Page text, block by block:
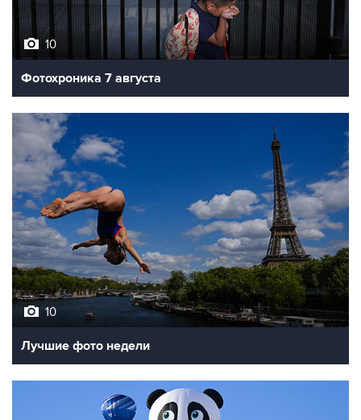
10
Фотохроника 7 августа
10
Лучшие фото недели